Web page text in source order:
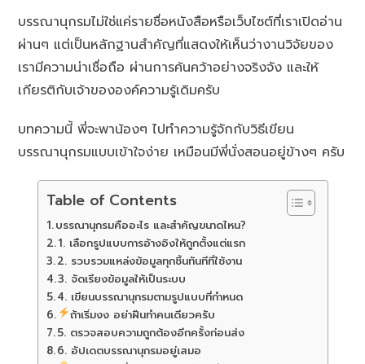
บรรณานุกรมไม่ใช่แค่รายชื่อหนังสือหรือเว็บไซต์ที่เราเปิดอ่าน
ผ่านๆ แต่เป็นหลักฐานสำคัญที่แสดงให้เห็นว่างานวิจัยของ
เรามีความน่าเชื่อถือ ผ่านการค้นคว้าอย่างจริงจัง และให้
เกียรติกับเจ้าขององค์ความรู้เดิมครับ
บทความนี้ พี่จะพาน้องๆ ไปทำความรู้จักกับวิธีเขียน
บรรณานุกรมแบบเข้าใจง่าย เหมือนมีพี่นั่งสอนอยู่ข้างๆ ครับ
Table of Contents
บรรณานุกรมคืออะไร และสำคัญขนาดไหน?
1. เลือกรูปแบบการอ้างอิงให้ถูกตั้งแต่แรก
2. รวบรวมแหล่งข้อมูลทุกชิ้นทันทีที่ใช้งาน
3. จัดเรียงข้อมูลให้เป็นระบบ
4. เขียนบรรณานุกรมตามรูปแบบที่กำหนด
ถ้าเริ่มงง อย่าฝืนทำคนเดียวครับ
5. ตรวจสอบความถูกต้องอีกครั้งก่อนส่ง
6. อัปเดตบรรณานุกรมอยู่เสมอ